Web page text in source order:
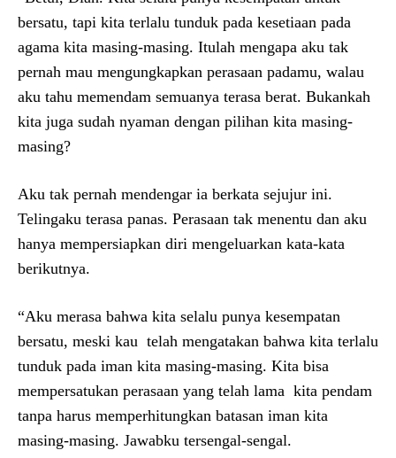
bersatu, tapi kita terlalu tunduk pada kesetiaan pada
agama kita masing-masing. Itulah mengapa aku tak
pernah mau mengungkapkan perasaan padamu, walau
aku tahu memendam semuanya terasa berat. Bukankah
kita juga sudah nyaman dengan pilihan kita masing-
masing?
Aku tak pernah mendengar ia berkata sejujur ini.
Telingaku terasa panas. Perasaan tak menentu dan aku
hanya mempersiapkan diri mengeluarkan kata-kata
berikutnya.
“Aku merasa bahwa kita selalu punya kesempatan
bersatu, meski kau telah mengatakan bahwa kita terlalu
tunduk pada iman kita masing-masing. Kita bisa
mempersatukan perasaan yang telah lama kita pendam
tanpa harus memperhitungkan batasan iman kita
masing-masing. Jawabku tersengal-sengal.